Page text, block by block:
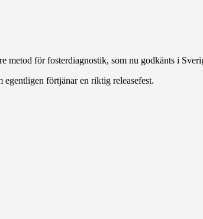
metod för fosterdiagnostik, som nu godkänts i
förtjänar en riktig releasefest.